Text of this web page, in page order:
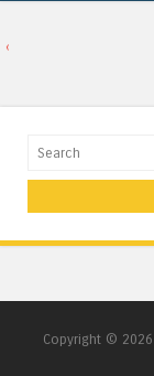
‹
Search
Copyright © 2026